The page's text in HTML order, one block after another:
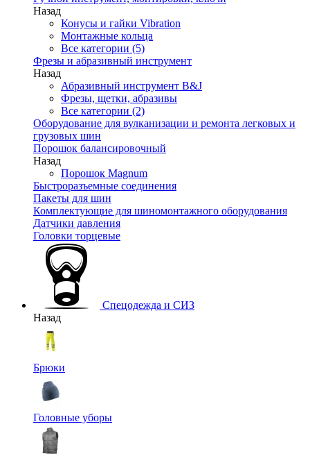
Назад
Конусы и гайки Vibration
Монтажные кольца
Все категории (5)
Фрезы и абразивный инструмент
Назад
Абразивный инструмент B&J
Фрезы, щетки, абразивы
Все категории (2)
Оборудование для вулканизации и ремонта легковых и
грузовых шин
Порошок балансировочный
Назад
Порошок Magnum
Быстроразъемные соединения
Пакеты для шин
Комплектующие для шиномонтажного оборудования
Датчики давления
Головки торцевые
Спецодежда и СИЗ
Назад
Брюки
Головные уборы